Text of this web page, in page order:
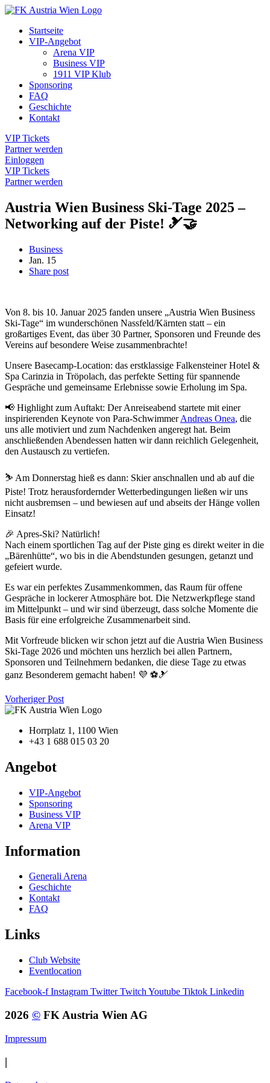
Startseite
VIP-Angebot
Arena VIP
Business VIP
1911 VIP Klub
Sponsoring
FAQ
Geschichte
Kontakt
VIP Tickets
Partner werden
Einloggen
VIP Tickets
Partner werden
Austria Wien Business Ski-Tage 2025 –
Networking auf der Piste! 🎿🤝
Business
Jan. 15
Share post
Von 8. bis 10. Januar 2025 fanden unsere „Austria Wien Business
Ski-Tage“ im wunderschönen Nassfeld/Kärnten statt – ein
großartiges Event, das über 30 Partner, Sponsoren und Freunde des
Vereins auf besondere Weise zusammenbrachte!
Unsere Basecamp-Location: das erstklassige Falkensteiner Hotel &
Spa Carinzia in Tröpolach, das perfekte Setting für spannende
Gespräche und gemeinsame Erlebnisse sowie Erholung im Spa.
📢 Highlight zum Auftakt: Der Anreiseabend startete mit einer
inspirierenden Keynote von Para-SchwimmerAndreas Onea, die
uns alle motiviert und zum Nachdenken angeregt hat. Beim
anschließenden Abendessen hatten wir dann reichlich Gelegenheit,
den Austausch zu vertiefen.
⛷️ Am Donnerstag hieß es dann: Skier anschnallen und ab auf die
Piste! Trotz herausfordernder Wetterbedingungen ließen wir uns
nicht ausbremsen – und bewiesen auf und abseits der Hänge vollen
Einsatz!
🎉 Apres-Ski? Natürlich!
Nach einem sportlichen Tag auf der Piste ging es direkt weiter in die
„Bärenhütte“, wo bis in die Abendstunden gesungen, getanzt und
gefeiert wurde.
Es war ein perfektes Zusammenkommen, das Raum für offene
Gespräche in lockerer Atmosphäre bot. Die Netzwerkpflege stand
im Mittelpunkt – und wir sind überzeugt, dass solche Momente die
Basis für eine erfolgreiche Zusammenarbeit sind.
Mit Vorfreude blicken wir schon jetzt auf die Austria Wien Business
Ski-Tage 2026 und möchten uns herzlich bei allen Partnern,
Sponsoren und Teilnehmern bedanken, die diese Tage zu etwas
ganz Besonderem gemacht haben! 💜 ⚽️🎿
Vorheriger Post
Horrplatz 1, 1100 Wien
+43 1 688 015 03 20
Angebot
VIP-Angebot
Sponsoring
Business VIP
Arena VIP
Information
Generali Arena
Geschichte
Kontakt
FAQ
Links
Club Website
Eventlocation
Facebook-f Instagram Twitter Twitch Youtube Tiktok Linkedin
2026 © FK Austria Wien AG
Impressum
|